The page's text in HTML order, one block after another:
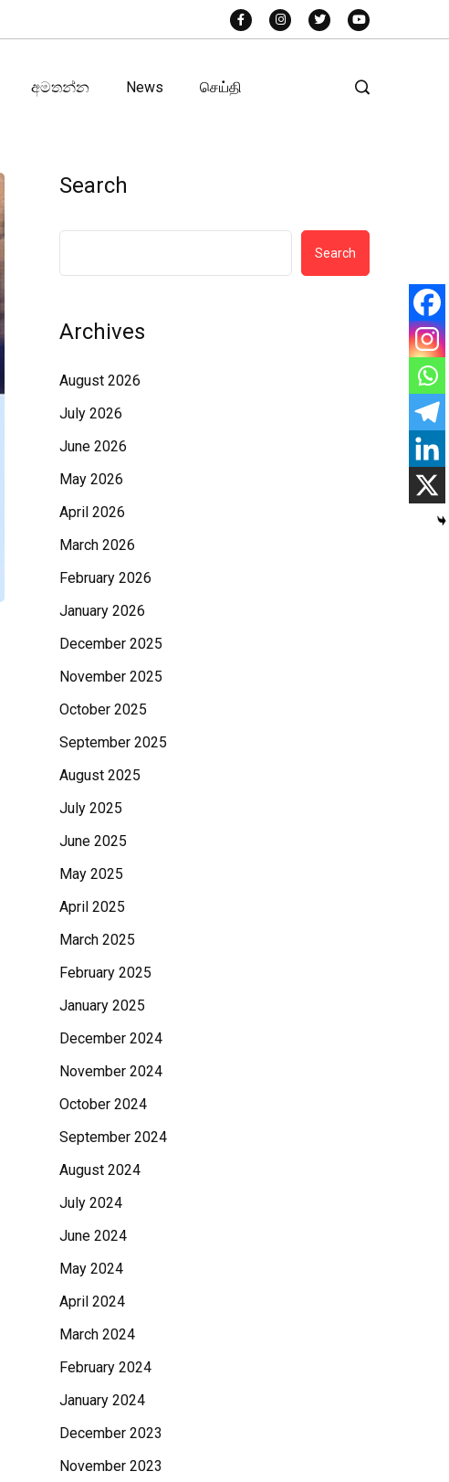
අමතන්න News செய்தி
Search
Search
Archives
August 2026
July 2026
June 2026
May 2026
April 2026
March 2026
February 2026
January 2026
December 2025
November 2025
October 2025
September 2025
August 2025
July 2025
June 2025
May 2025
April 2025
March 2025
February 2025
January 2025
December 2024
November 2024
October 2024
September 2024
August 2024
July 2024
June 2024
May 2024
April 2024
March 2024
February 2024
January 2024
December 2023
November 2023